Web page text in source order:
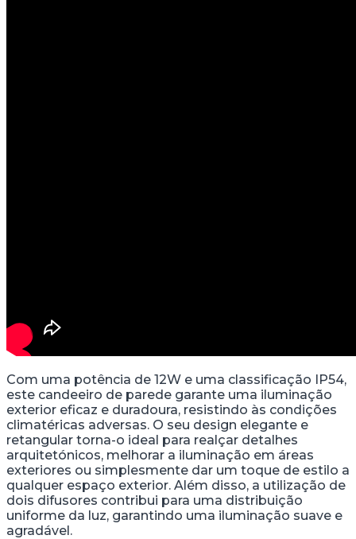
Com uma potência de 12W e uma classificação IP54,
este candeeiro de parede garante uma iluminação
exterior eficaz e duradoura, resistindo às condições
climatéricas adversas. O seu design elegante e
retangular torna-o ideal para realçar detalhes
arquitetónicos, melhorar a iluminação em áreas
exteriores ou simplesmente dar um toque de estilo a
qualquer espaço exterior. Além disso, a utilização de
dois difusores contribui para uma distribuição
uniforme da luz, garantindo uma iluminação suave e
agradável.